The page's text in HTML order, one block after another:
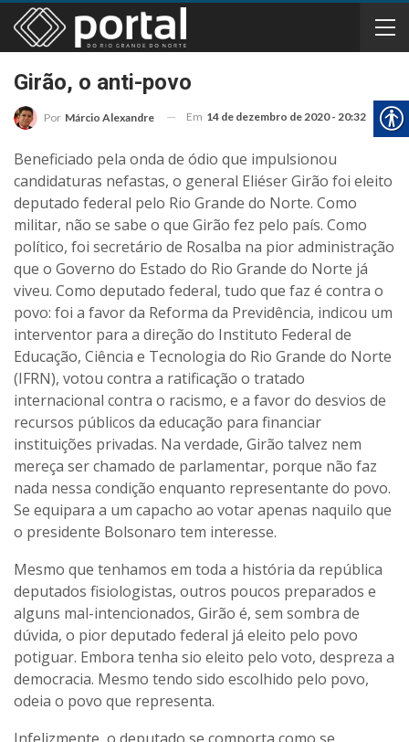
Girão, o anti-povo
Por Márcio Alexandre Em 14 de dezembro de 2020 - 20:32
Beneficiado pela onda de ódio que impulsionou
candidaturas nefastas, o general Eliéser Girão foi eleito
deputado federal pelo Rio Grande do Norte. Como
militar, não se sabe o que Girão fez pelo país. Como
político, foi secretário de Rosalba na pior administração
que o Governo do Estado do Rio Grande do Norte já
viveu. Como deputado federal, tudo que faz é contra o
povo: foi a favor da Reforma da Previdência, indicou um
interventor para a direção do Instituto Federal de
Educação, Ciência e Tecnologia do Rio Grande do Norte
(IFRN), votou contra a ratificação o tratado
internacional contra o racismo, e a favor do desvios de
recursos públicos da educação para financiar
instituições privadas. Na verdade, Girão talvez nem
mereça ser chamado de parlamentar, porque não faz
nada nessa condição enquanto representante do povo.
Se equipara a um capacho ao votar apenas naquilo que
o presidente Bolsonaro tem interesse.
Mesmo que tenhamos em toda a história da república
deputados fisiologistas, outros poucos preparados e
alguns mal-intencionados, Girão é, sem sombra de
dúvida, o pior deputado federal já eleito pelo povo
potiguar. Embora tenha sio eleito pelo voto, despreza a
democracia. Mesmo tendo sido escolhido pelo povo,
odeia o povo que representa.